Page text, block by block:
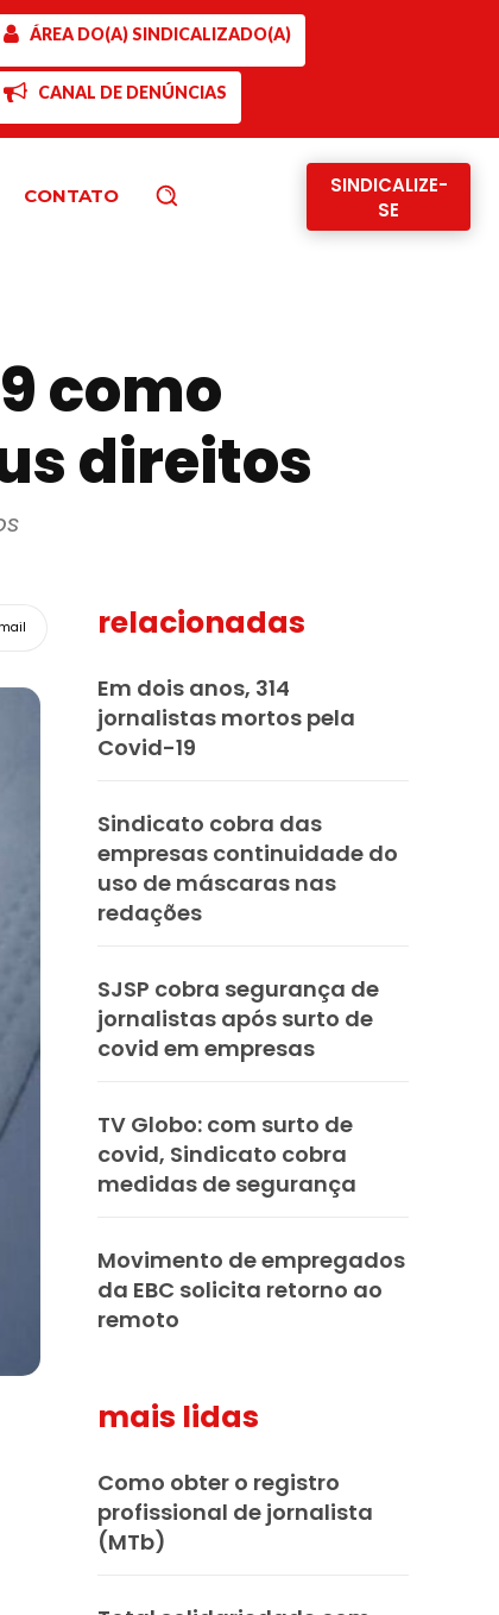
ÁREA DO(A) SINDICALIZADO(A)
CANAL DE DENÚNCIAS
CONTATO
SINDICALIZE-
SE
como
direitos
relacionadas
Em dois anos, 314
jornalistas mortos pela
Covid-19
Sindicato cobra das
empresas continuidade do
uso de máscaras nas
redações
SJSP cobra segurança de
jornalistas após surto de
covid em empresas
TV Globo: com surto de
covid, Sindicato cobra
medidas de segurança
Movimento de empregados
da EBC solicita retorno ao
remoto
mais lidas
Como obter o registro
profissional de jornalista
(MTb)